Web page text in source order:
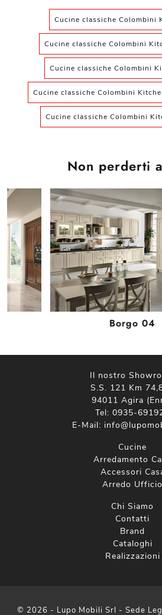
Cucine classiche Colombini
Cucine classiche Colombini
Cucine classiche Colombini
Cucine classiche Colombini
Cucine classiche Colombini
Non perderti
Borgo 04
Il nostro
S.S. 121 Km
94011 Agira
Tel: 0935-
E-Mail:
Cucine
Arredamento
Accessori
Arredo Ufficio
Chi Siamo
Contatti
Brand
Cataloghi
Realizzazioni
© 2026 - Lupo Mobili Srl - Sede